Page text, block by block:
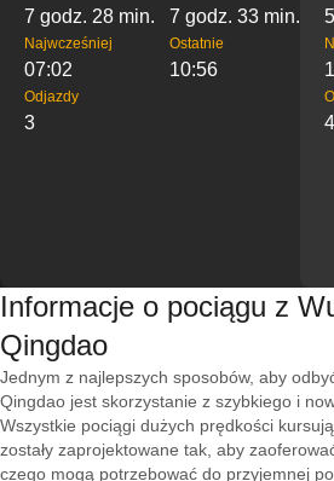
7 godz. 28 min. 7 godz. 33 min.
Najwcześniej
07:02
Ostatnie
10:56
Odjazdy
3 4
Informacje o pociągu z
Qingdao
Jednym z najlepszych sposobów, aby
Qingdao jest skorzystanie z szybkiego i
Wszystkie pociągi dużych prędkości
zostały zaprojektowane tak, aby
czego mogą potrzebować do przyjemnej